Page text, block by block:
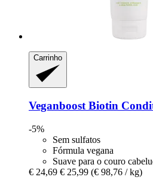
Carrinho
Veganboost Biotin
-5%
Sem sulfatos
Fórmula vegana
Suave para o couro
€ 24,69 € 25,99 (€ 98,76 / kg)